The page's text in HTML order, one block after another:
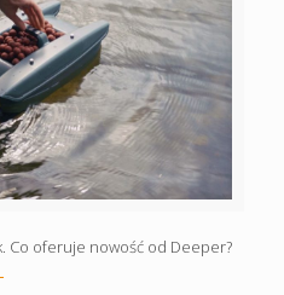
Co oferuje nowość od Deeper?